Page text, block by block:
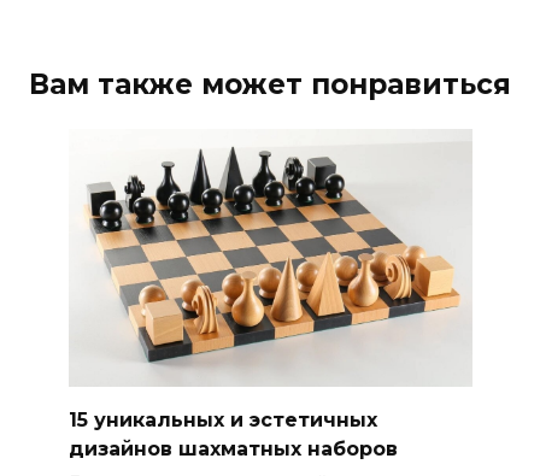
Вам также может понравиться
15 уникальных и эстетичных
дизайнов шахматных наборов